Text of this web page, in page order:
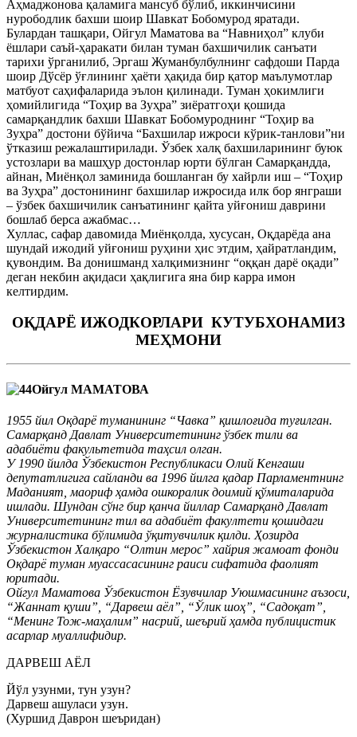
Аҳмаджонова қаламига мансуб бўлиб, иккинчисини
нурободлик бахши шоир Шавкат Бобомурод яратади.
Булардан ташқари, Ойгул Маматова ва “Навниҳол” клуби
ёшлари саъй-ҳаракати билан туман бахшичилик санъати
тарихи ўрганилиб, Эргаш Жуманбулбулнинг сафдоши Парда
шоир Дўсёр ўғлининг ҳаёти ҳақида бир қатор маълумотлар
матбуот саҳифаларида эълон қилинади. Туман ҳокимлиги
ҳомийлигида “Тоҳир ва Зуҳра” зиёратгоҳи қошида
самарқандлик бахши Шавкат Бобомуроднинг “Тоҳир ва
Зуҳра” достони бўйича “Бахшилар ижроси кўрик-танлови”ни
ўтказиш режалаштирилади. Ўзбек халқ бахшиларининг буюк
устозлари ва машҳур достонлар юрти бўлган Самарқандда,
айнан, Миёнқол заминида бошланган бу хайрли иш – “Тоҳир
ва Зуҳра” достонининг бахшилар ижросида илк бор янграши
– ўзбек бахшичилик санъатининг қайта уйғониш даврини
бошлаб берса ажабмас…
Хуллас, сафар давомида Миёнқолда, хусусан, Оқдарёда ана
шундай ижодий уйғониш руҳини ҳис этдим, ҳайратландим,
қувондим. Ва донишманд халқимизнинг “оққан дарё оқади”
деган некбин ақидаси ҳақлигига яна бир карра имон
келтирдим.
ОҚДАРЁ ИЖОДКОРЛАРИ КУТУБХОНАМИЗ
МЕҲМОНИ
Ойгул МАМАТОВА
1955 йил Оқдарё туманининг “Чавка” қишлоғида туғилган.
Самарқанд Давлат Университетининг ўзбек тили ва
адабиёти факультетида таҳсил олган.
У 1990 йилда Ўзбекистон Республикаси Олий Кенгаши
депутатлигига сайланди ва 1996 йилга қадар Парламентнинг
Маданият, маориф ҳамда ошкоралик доимий қўмиталарида
ишлади. Шундан сўнг бир қанча йиллар Самарқанд Давлат
Университетининг тил ва адабиёт факултети қошидаги
журналистика бўлимида ўқитувчилик қилди. Ҳозирда
Ўзбекистон Халқаро “Олтин мерос” хайрия жамоат фонди
Оқдарё туман муассасасининг раиси сифатида фаолият
юритади.
Ойгул Маматова Ўзбекистон Ёзувчилар Уюшмасининг аъзоси,
“Жаннат қуши”, “Дарвеш аёл”, “Ўлик шоҳ”, “Садоқат”,
“Менинг Тож-маҳалим” насрий, шеърий ҳамда публицистик
асарлар муаллифидир.
ДАРВЕШ АЁЛ
Йўл узунми, тун узун?
Дарвеш ашуласи узун.
(Хуршид Даврон шеъридан)